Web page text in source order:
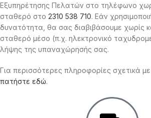
Εξυπηρέτησης Πελατών στο τηλέφωνο
σταθερό στο 2310 538 710. Εάν
δυνατότητα, θα σας διαβιβάσουμε χωρίς
σταθερό μέσο (π.χ. ηλεκτρονικό
λήψης της υπαναχώρησής σας.
Για περισσότερες πληροφορίες σχετικά
πατήστε εδώ.